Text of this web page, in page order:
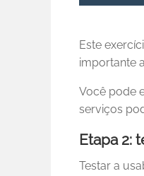
Este
importante
Você pode
serviços
Etapa 2:
Testar a